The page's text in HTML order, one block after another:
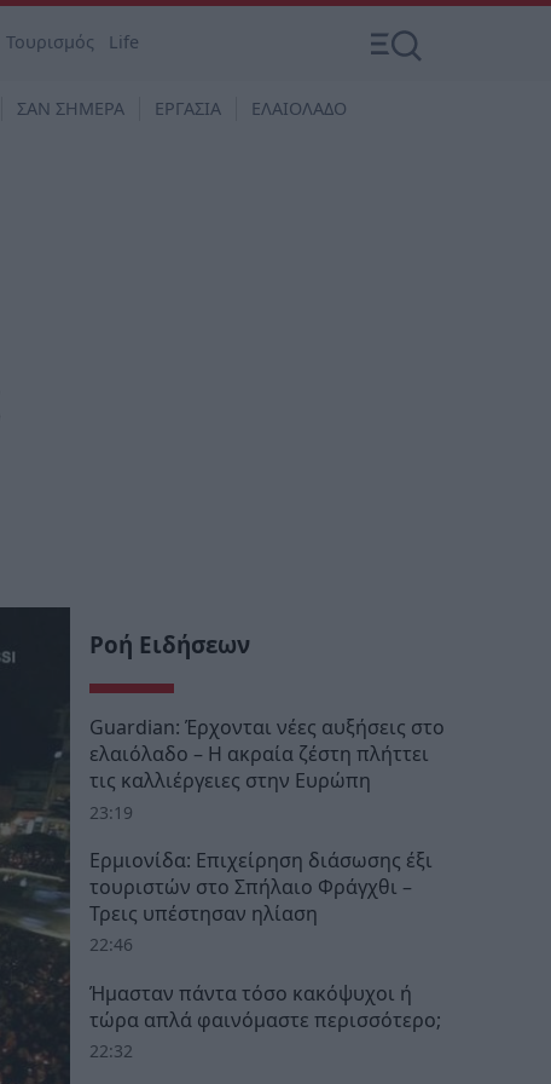
Τουρισμός Life
ΣΑΝ ΣΗΜΕΡΑ ΕΡΓΑΣΙΑ ΕΛΑΙΟΛΑΔΟ
Ροή Ειδήσεων
Guardian: Έρχονται νέες αυξήσεις στο
ελαιόλαδο – Η ακραία ζέστη πλήττει
τις καλλιέργειες στην Ευρώπη
23:19
Ερμιονίδα: Επιχείρηση διάσωσης έξι
τουριστών στο Σπήλαιο Φράγχθι –
Τρεις υπέστησαν ηλίαση
22:46
Ήμασταν πάντα τόσο κακόψυχοι ή
τώρα απλά φαινόμαστε περισσότερο;
22:32